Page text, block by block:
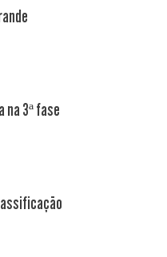
na 3ª fase